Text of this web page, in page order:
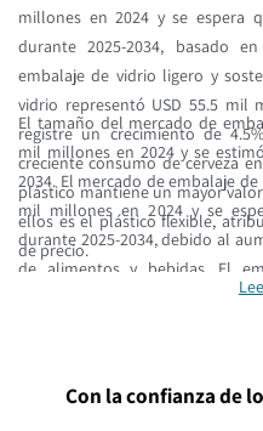
millones en 2024 y se espera
durante 2025-2034, basado
embalaje de vidrio ligero y
vidrio representó USD 55.5 mil
registre un crecimiento de
creciente consumo de cerveza
plástico mantiene un mayor
ellos es el plástico flexible,
de precio.
El tamaño del mercado de
mil millones en 2024 y se
2034. El mercado de embalaje
mil millones en 2024 y se
durante 2025-2034, debido al
de alimentos y bebidas. El
categoría de más rápido
innovación en cada categoría de
Con la confianza de